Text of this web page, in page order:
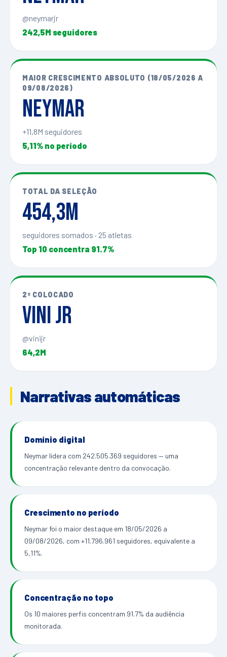
@neymarjr
242,5M seguidores
MAIOR CRESCIMENTO ABSOLUTO (18/05/2026 A
09/08/2026)
Neymar
+11,8M seguidores
5,11% no período
TOTAL DA SELEÇÃO
454,3M
seguidores somados · 25 atletas
Top 10 concentra 91.7%
2º COLOCADO
Vini Jr
@vinijr
64,2M
Narrativas automáticas
Domínio digital
Neymar lidera com 242.505.369 seguidores — uma
concentração relevante dentro da convocação.
Crescimento no período
Neymar foi o maior destaque em 18/05/2026 a
09/08/2026, com +11.796.961 seguidores, equivalente a
5,11%.
Concentração no topo
Os 10 maiores perfis concentram 91.7% da audiência
monitorada.